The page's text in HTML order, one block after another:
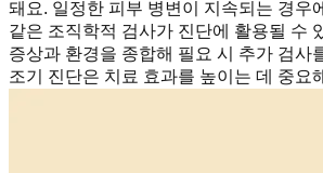
돼요. 일정한 피부 병변이 지속되는 경우
같은 조직학적 검사가 진단에 활용될 수
증상과 환경을 종합해 필요 시 추가 검사
조기 진단은 치료 효과를 높이는 데 중요